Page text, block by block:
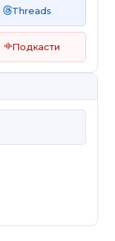
Threads
Подкасти